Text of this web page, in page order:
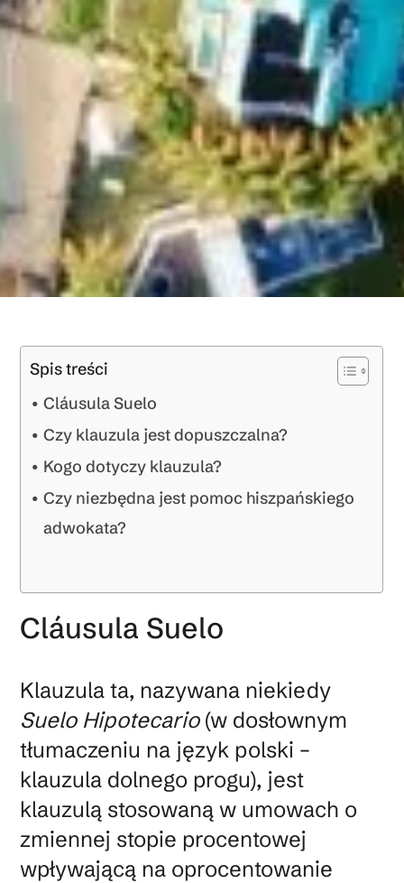
Spis treści
Cláusula Suelo
Czy klauzula jest dopuszczalna?
Kogo dotyczy klauzula?
Czy niezbędna jest pomoc hiszpańskiego
adwokata?
Cláusula Suelo
Klauzula ta, nazywana niekiedy
Suelo Hipotecario(w dosłownym
tłumaczeniu na język polski –
klauzula dolnego progu), jest
klauzulą stosowaną w umowach o
zmiennej stopie procentowej
wpływającą na oprocentowanie